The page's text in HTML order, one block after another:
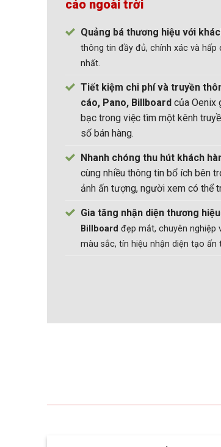
cáo ngoài trời
Quảng bá thương hiệu với
thông tin đầy đủ, chính xác và
nhất.
Tiết kiệm chi phí và truyền
cáo, Pano, Billboard của Oenix
bạc trong việc tìm một kênh
số bán hàng.
Nhanh chóng thu hút khách
cùng nhiều thông tin bổ ích bên
ảnh ấn tượng, người xem có thể
Gia tăng nhận diện thương
Billboard đẹp mắt, chuyên nghiệp
màu sắc, tín hiệu nhận diện tạo